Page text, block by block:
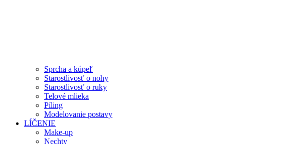
Sprcha a kúpeľ
Starostlivosť o nohy
Starostlivosť o ruky
Telové mlieka
Píling
Modelovanie postavy
LÍČENIE
Make-up
Nechty